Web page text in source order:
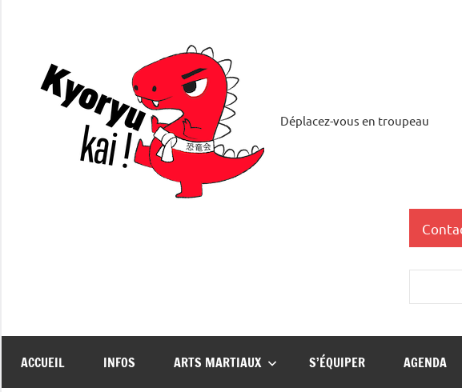
Kyoryukai
Déplacez-vous en troupeau
ACCUEIL INFOS ARTS MARTIAUX S’ÉQUIPER AGENDA